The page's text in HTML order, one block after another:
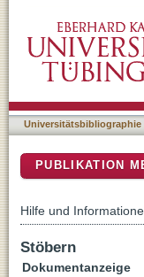
Universitätsbibliographie
PUBLIKATION
Hilfe und
Stöbern
Dokumentanzeige